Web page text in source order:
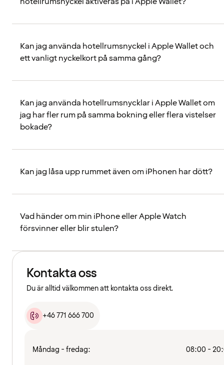
Kan jag använda hotellrumsnyckel i Apple Wallet och
ett vanligt nyckelkort på samma gång?
Kan jag använda hotellrumsnycklar i Apple Wallet om
jag har fler rum på samma bokning eller flera vistelser
bokade?
Kan jag låsa upp rummet även om iPhonen har dött?
Vad händer om min iPhone eller Apple Watch
försvinner eller blir stulen?
Kontakta oss
Du är alltid välkommen att kontakta oss direkt.
+46 771 666 700
Måndag - fredag: 08:00 -